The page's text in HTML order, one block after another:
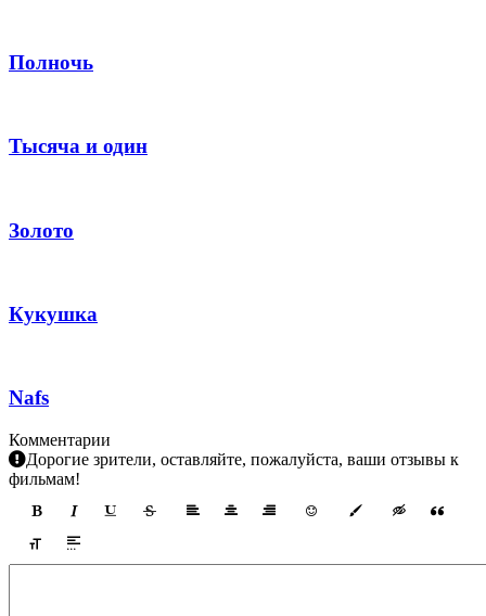
Полночь
Тысяча и один
Золото
Кукушка
Nafs
Комментарии
Дорогие зрители, оставляйте, пожалуйста, ваши отзывы к
фильмам!